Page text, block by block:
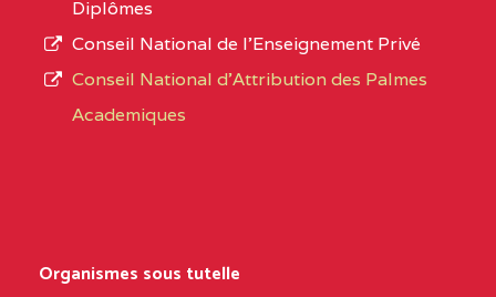
CENTRE
COLLEGE PRIVE
L’offre
d’éducation
de
Diplômes
Conseil National de l’Enseignement Privé
Conseil National d'Attribution des Palmes
Academiques
Organismes sous tutelle